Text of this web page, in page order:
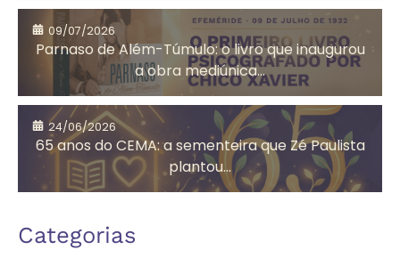
Arrependimento
Artesanato
Solidário
Assistência
Social
Auta de Souza
Autoconhecimento
09/07/2026
Parnaso de Além-Túmulo: o livro que inaugurou
a obra mediúnica...
24/06/2026
65 anos do CEMA: a sementeira que Zé Paulista
plantou...
Categorias